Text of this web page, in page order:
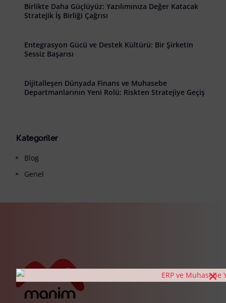
Birlikte Daha Güçlüyüz: Yazılımınıza Değer Katacak
Stratejik İş Birliği Çağrısı
Entegrasyon Gücü ve Destek Kültürü: Bir Şirketin
Sessiz Başarısı
Dijitalleşen Dünyada Finans ve Muhasebe
Departmanlarının Yeni Rolü: Riskten Stratejiye Geçiş
Kategoriler
Blog
Genel